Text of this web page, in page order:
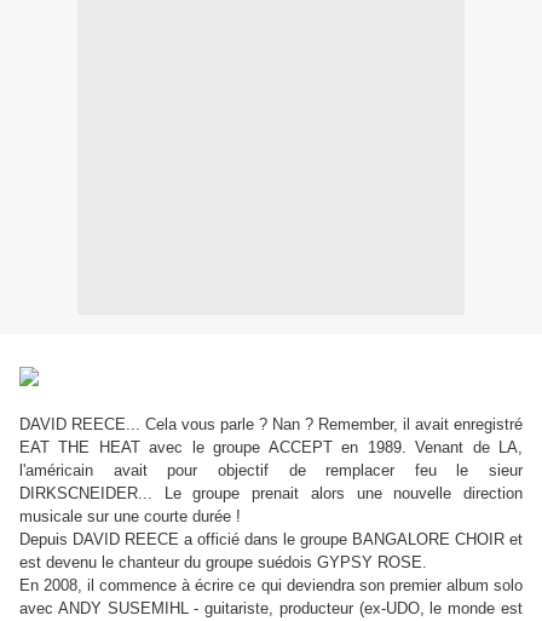
DAVID REECE... Cela vous parle ? Nan ? Remember, il avait enregistré
EAT THE HEAT avec le groupe ACCEPT en 1989. Venant de LA,
l'américain avait pour objectif de remplacer feu le sieur
DIRKSCNEIDER... Le groupe prenait alors une nouvelle direction
musicale sur une courte durée !
Depuis DAVID REECE a officié dans le groupe BANGALORE CHOIR et
est devenu le chanteur du groupe suédois GYPSY ROSE.
En 2008, il commence à écrire ce qui deviendra son premier album solo
avec ANDY SUSEMIHL - guitariste, producteur (ex-UDO, le monde est